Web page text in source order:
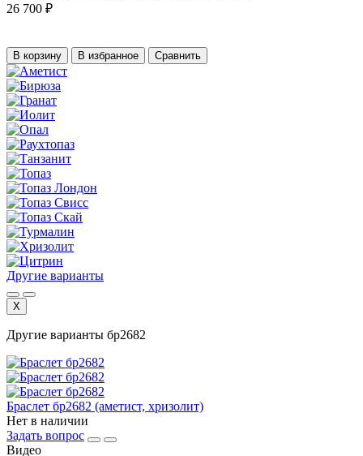
26 700 ₽
В корзину В избранное Сравнить
Другие варианты
X
Другие варианты бр2682
Браслет бр2682 (аметист, хризолит)
Нет в наличии
Задать вопрос
Видео